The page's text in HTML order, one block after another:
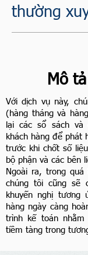
thường
Mô
Với dịch vụ này,
(hàng tháng và
lại các sổ sách
khách hàng để phát
trước khi chốt số
bộ phận và các bên
Ngoài ra, trong
chúng tôi cũng sẽ
khuyến nghị tương
hàng ngày càng
trình kế toán
tiềm tàng trong